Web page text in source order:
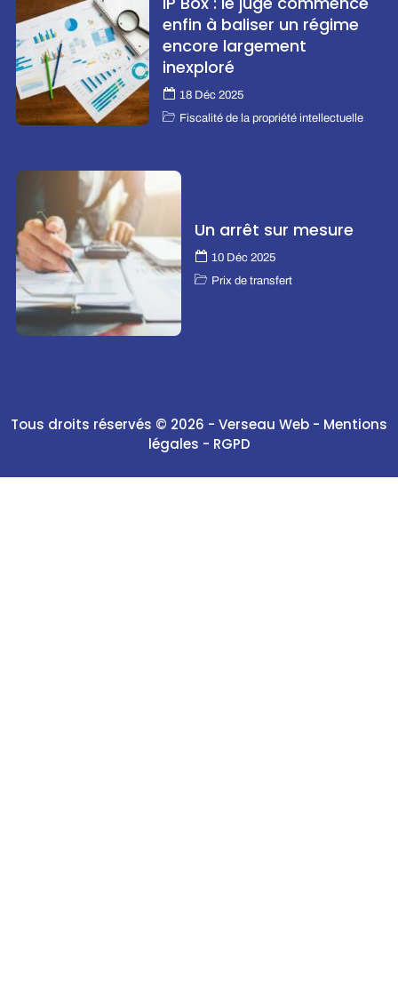
enfin à baliser un régime
encore largement
inexploré
18 Déc 2025
Fiscalité de la propriété intellectuelle
Un arrêt sur mesure
10 Déc 2025
Prix de transfert
Tous droits réservés © 2026 - Verseau Web - Mentions
légales - RGPD